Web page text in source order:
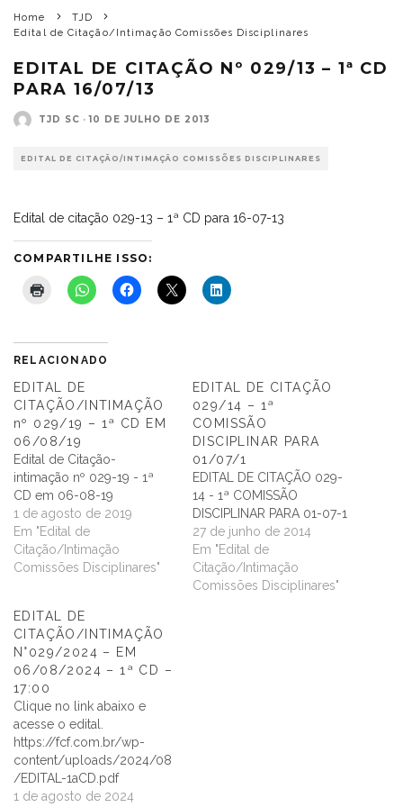
Home
TJD
Edital de Citação/Intimação Comissões Disciplinares
EDITAL DE CITAÇÃO Nº 029/13 – 1ª CD
PARA 16/07/13
TJD SC · 10 DE JULHO DE 2013
EDITAL DE CITAÇÃO/INTIMAÇÃO COMISSÕES DISCIPLINARES
Edital de citação 029-13 – 1ª CD para 16-07-13
COMPARTILHE ISSO:
RELACIONADO
EDITAL DE
CITAÇÃO/INTIMAÇÃO
nº 029/19 – 1ª CD EM
06/08/19
Edital de Citação-
intimação nº 029-19 - 1ª
CD em 06-08-19
1 de agosto de 2019
Em "Edital de
Citação/Intimação
Comissões Disciplinares"
EDITAL DE CITAÇÃO
029/14 – 1ª
COMISSÃO
DISCIPLINAR PARA
01/07/1
EDITAL DE CITAÇÃO 029-
14 - 1ª COMISSÃO
DISCIPLINAR PARA 01-07-1
27 de junho de 2014
Em "Edital de
Citação/Intimação
Comissões Disciplinares"
EDITAL DE
CITAÇÃO/INTIMAÇÃO
N°029/2024 – EM
06/08/2024 – 1ª CD –
17:00
Clique no link abaixo e
acesse o edital.
https://fcf.com.br/wp-
content/uploads/2024/08
/EDITAL-1aCD.pdf
1 de agosto de 2024